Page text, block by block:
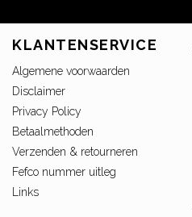
KLANTENSERVICE
Algemene voorwaarden
Disclaimer
Privacy Policy
Betaalmethoden
Verzenden & retourneren
Fefco nummer uitleg
Links